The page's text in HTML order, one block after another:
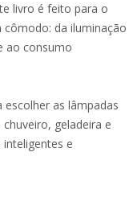
livro é feito para o
cômodo: da iluminação
ao consumo
as lâmpadas
geladeira e
e